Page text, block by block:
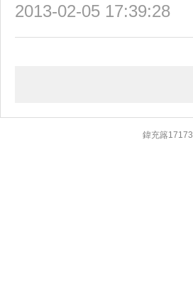
2013-02-05 17:39:28
鍏充簬17173